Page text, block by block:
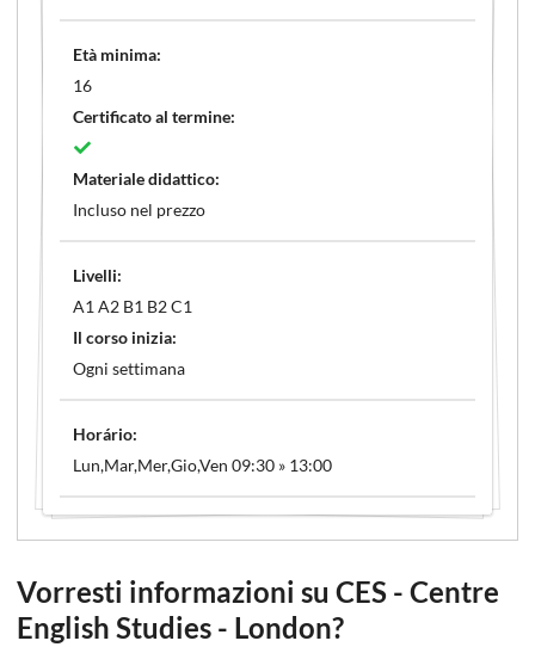
Età minima:
16
Certificato al termine:
Materiale didattico:
Incluso nel prezzo
Livelli:
A1 A2 B1 B2 C1
Il corso inizia:
Ogni settimana
Horário:
Lun,Mar,Mer,Gio,Ven 09:30 » 13:00
Vorresti informazioni su CES - Centre
English Studies - London?